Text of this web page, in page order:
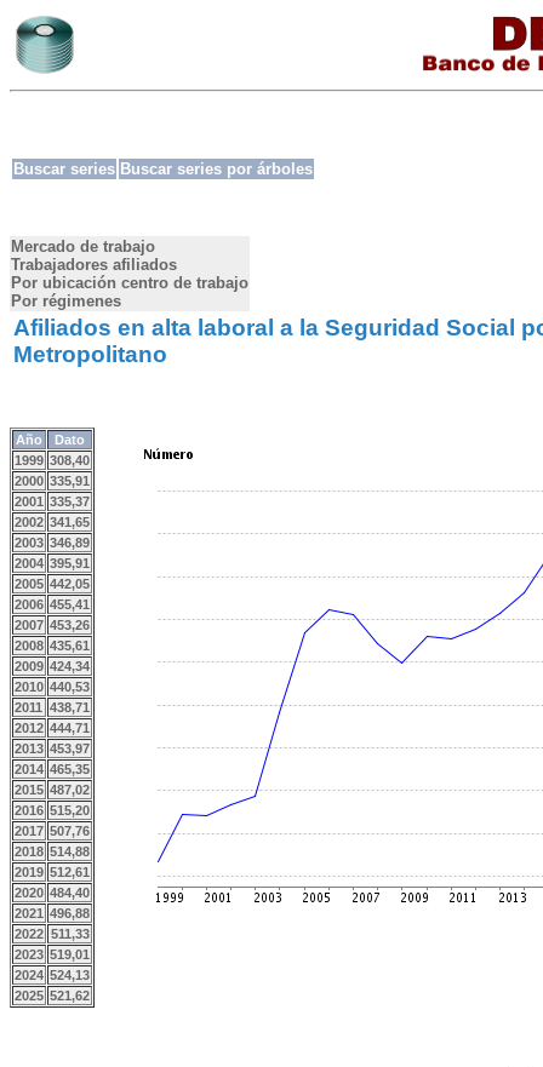
Buscar series Buscar series por árboles
Mercado de trabajo
Trabajadores afiliados
Por ubicación centro de trabajo
Por régimenes
Afiliados en alta laboral a la Seguridad Social
Metropolitano
Año
Dato
1999 308,40
2000 335,91
2001 335,37
2002 341,65
2003 346,89
2004 395,91
2005 442,05
2006 455,41
2007 453,26
2008 435,61
2009 424,34
2010 440,53
2011 438,71
2012 444,71
2013 453,97
2014 465,35
2015 487,02
2016 515,20
2017 507,76
2018 514,88
2019 512,61
2020 484,40
2021 496,88
2022 511,33
2023 519,01
2024 524,13
2025 521,62